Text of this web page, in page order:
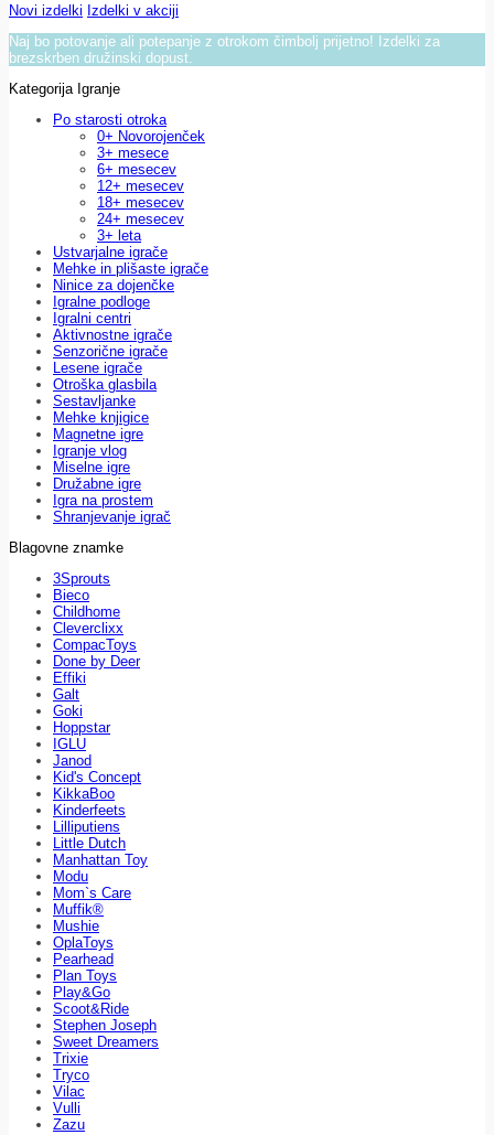
Novi izdelki Izdelki v akciji
Naj bo potovanje ali potepanje z otrokom čimbolj prijetno! Izdelki za
brezskrben družinski dopust.
Kategorija Igranje
Po starosti otroka
0+ Novorojenček
3+ mesece
6+ mesecev
12+ mesecev
18+ mesecev
24+ mesecev
3+ leta
Ustvarjalne igrače
Mehke in plišaste igrače
Ninice za dojenčke
Igralne podloge
Igralni centri
Aktivnostne igrače
Senzorične igrače
Lesene igrače
Otroška glasbila
Sestavljanke
Mehke knjigice
Magnetne igre
Igranje vlog
Miselne igre
Družabne igre
Igra na prostem
Shranjevanje igrač
Blagovne znamke
3Sprouts
Bieco
Childhome
Cleverclixx
CompacToys
Done by Deer
Effiki
Galt
Goki
Hoppstar
IGLU
Janod
Kid's Concept
KikkaBoo
Kinderfeets
Lilliputiens
Little Dutch
Manhattan Toy
Modu
Mom`s Care
Muffik®
Mushie
OplaToys
Pearhead
Plan Toys
Play&Go
Scoot&Ride
Stephen Joseph
Sweet Dreamers
Trixie
Tryco
Vilac
Vulli
Zazu